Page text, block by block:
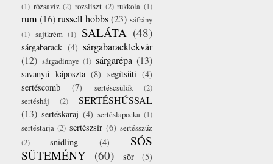
(1) rózsavíz (2) rozsliszt (2) rukkola (1)
rum (16) russell hobbs (23) sáfrány
(1) sajtkrém (1) SALÁTA (48)
sárgabarack (4) sárgabaracklekvár
(12) sárgadinnye (1) sárgarépa (13)
savanyú káposzta (8) segítsüti (4)
sertéscomb
(7) sertéscsülök
(2)
sertésháj
(2)
SERTÉSHÚSSAL
(13) sertéskaraj (4) sertéslapocka (1)
sertéstarja (2) sertészsír (6) sertésszűz
(2)
snidling (4)
SÓS
SÜTEMÉNY (60) sör (5)